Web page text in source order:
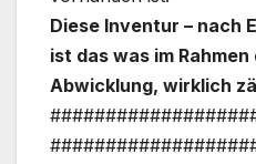
Diese Inventur – nach
ist das was im
Abwicklung, wirklich